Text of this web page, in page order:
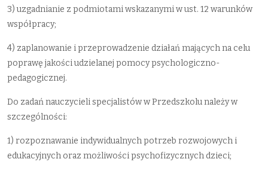
3) uzgadnianie z podmiotami wskazanymi w ust. 12 warunków
współpracy;
4) zaplanowanie i przeprowadzenie działań mających na celu
poprawę jakości udzielanej pomocy psychologiczno-
pedagogicznej.
Do zadań nauczycieli specjalistów w Przedszkolu należy w
szczególności:
1) rozpoznawanie indywidualnych potrzeb rozwojowych i
edukacyjnych oraz możliwości psychofizycznych dzieci;